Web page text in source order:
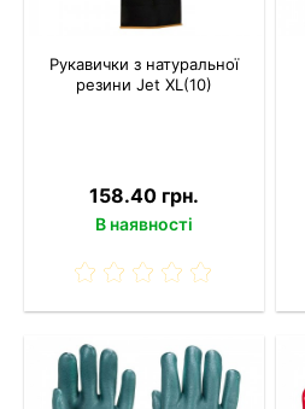
Рукавички з натуральної
резини Jet XL(10)
158.40 грн.
В наявності